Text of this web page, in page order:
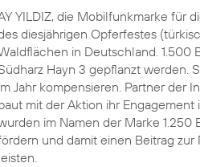
YILDIZ, die Mobilfunkmarke für
diesjährigen Opferfestes
in Deutschland. 1.500
Hayn 3 gepflanzt werden.
Jahr kompensieren. Partner der
mit der Aktion ihr
im Namen der Marke
und damit einen Beitrag